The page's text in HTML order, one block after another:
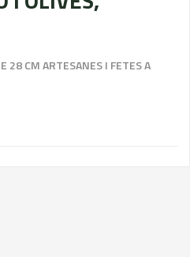
28 CM ARTESANES I FETES A